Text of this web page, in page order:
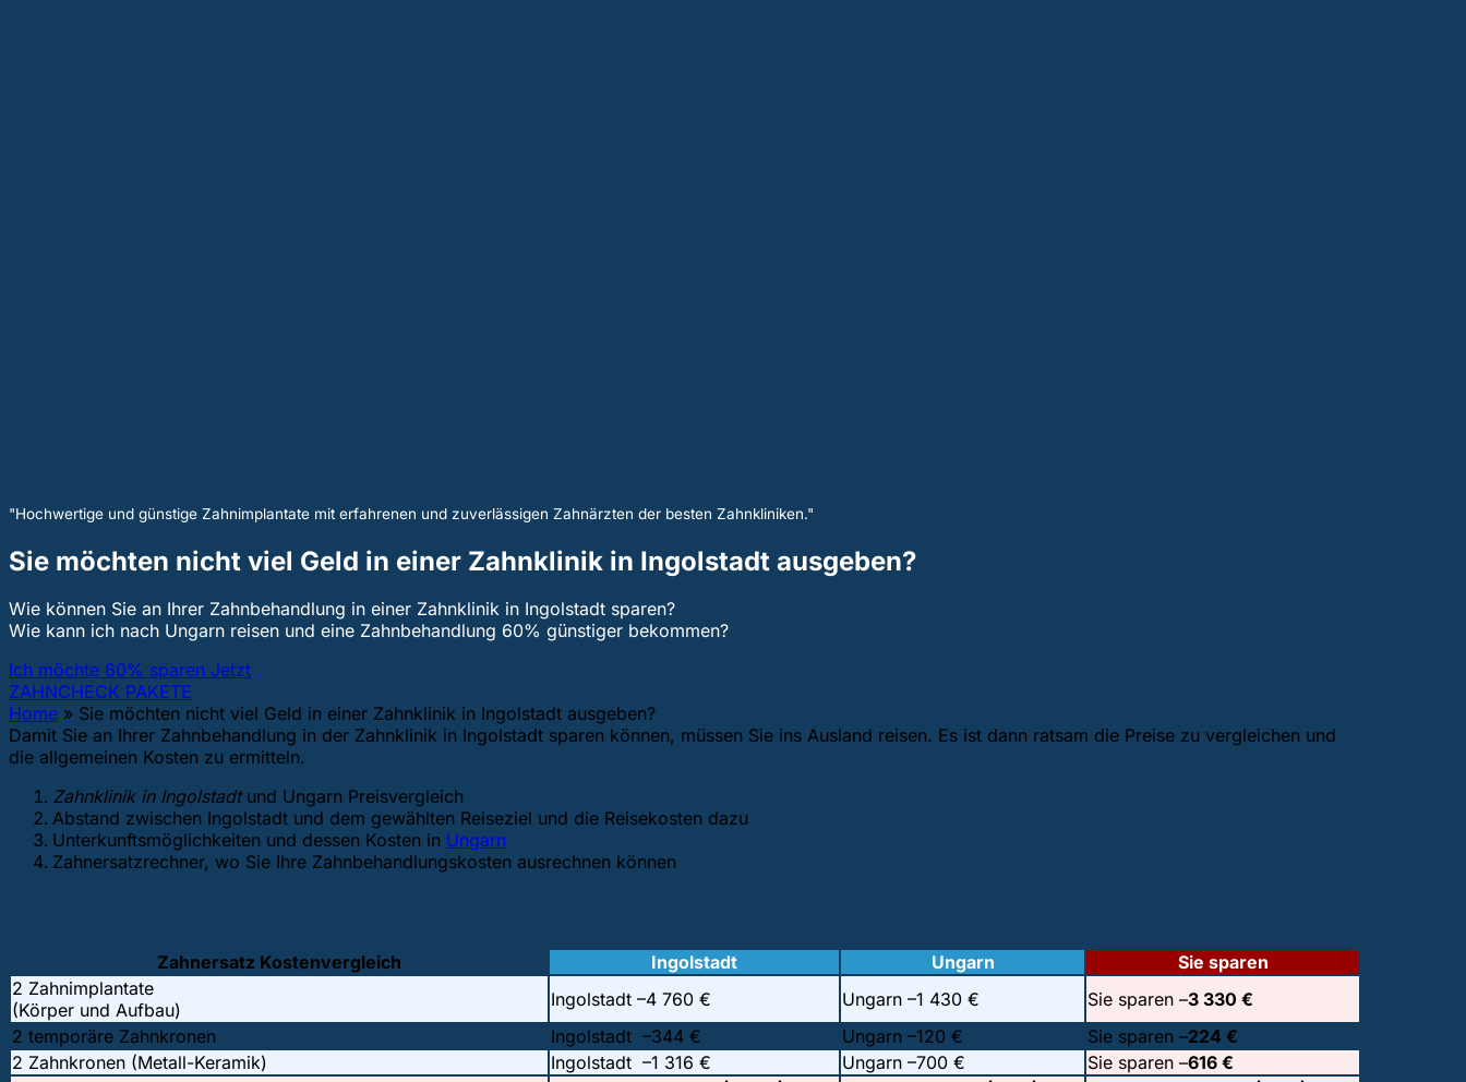
"Hochwertige und günstige Zahnimplantate mit erfahrenen und zuverlässigen Zahnärzten der besten Zahnkliniken."
Sie möchten nicht viel Geld in einer Zahnklinik in Ingolstadt ausgeben?
Wie können Sie an Ihrer Zahnbehandlung in einer Zahnklinik in Ingolstadt sparen?
Wie kann ich nach Ungarn reisen und eine Zahnbehandlung 60% günstiger bekommen?
Ich möchte 60% sparen Jetzt
ZAHNCHECK PAKETE
Home » Sie möchten nicht viel Geld in einer Zahnklinik in Ingolstadt ausgeben?
Damit Sie an Ihrer Zahnbehandlung in der Zahnklinik in Ingolstadt sparen können, müssen Sie ins Ausland reisen. Es ist dann ratsam die Preise zu vergleichen und
die allgemeinen Kosten zu ermitteln.
Zahnklinik in Ingolstadtund Ungarn Preisvergleich
Abstand zwischen Ingolstadt und dem gewählten Reiseziel und die Reisekosten dazu
Unterkunftsmöglichkeiten und dessen Kosten in Ungarn
Zahnersatzrechner, wo Sie Ihre Zahnbehandlungskosten ausrechnen können
Zahnersatz Kostenvergleich Ingolstadt Ungarn
Sie sparen
2 Zahnimplantate
(Körper und Aufbau)
Ingolstadt –4 760 € Ungarn –1 430 € Sie sparen –3 330 €
2 temporäre Zahnkronen
Ingolstadt –344 € Ungarn –120 € Sie sparen –224 €
2 Zahnkronen (Metall-Keramik)
Ingolstadt –1 316 € Ungarn –700 € Sie sparen –616 €